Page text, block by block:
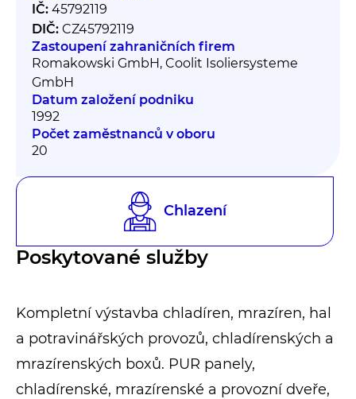
Chlazení
Poskytované služby
Kompletní výstavba chladíren, mrazíren, hal
a potravinářských provozů, chladírenských a
mrazírenských boxů. PUR panely,
chladírenské, mrazírenské a provozní dveře,
IČ: 45792119
DIČ: CZ45792119
Zastoupení zahraničních firem
Romakowski GmbH, Coolit Isoliersysteme
GmbH
Datum založení podniku
1992
Počet zaměstnanců v oboru
20